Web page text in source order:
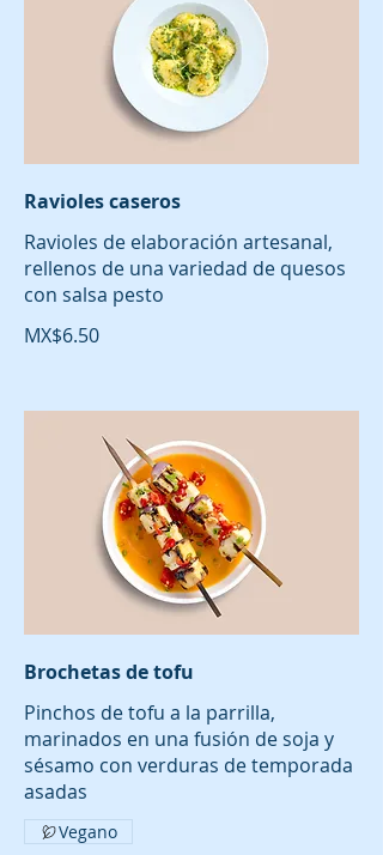
Ravioles caseros
Ravioles de elaboración artesanal,
rellenos de una variedad de quesos
con salsa pesto
MX$6.50
Brochetas de tofu
Pinchos de tofu a la parrilla,
marinados en una fusión de soja y
sésamo con verduras de temporada
asadas
Vegano